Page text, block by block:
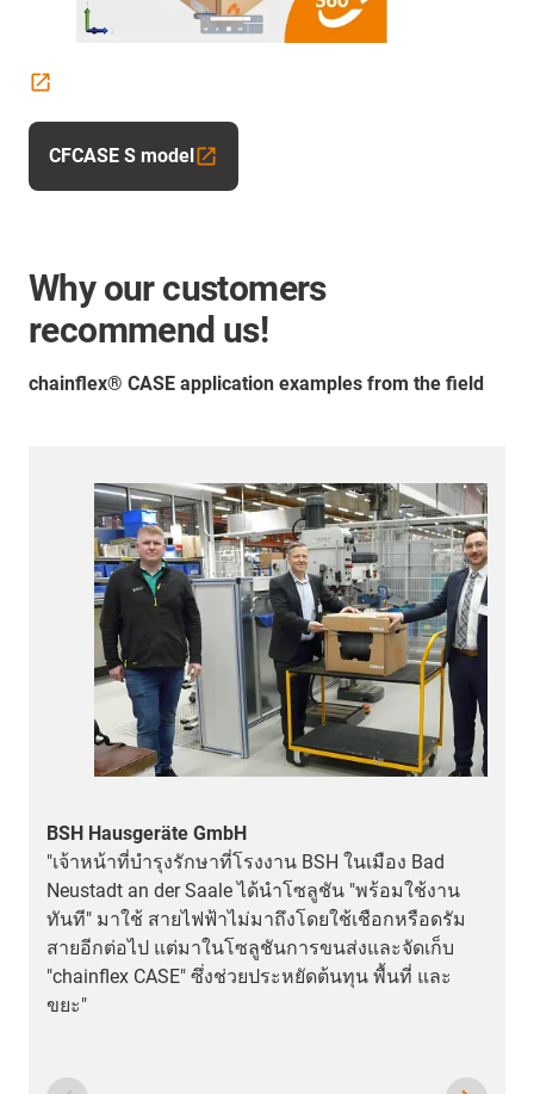
CFCASE S model
Why our customers
recommend us!
chainflex® CASE application examples from the field
BSH Hausgeräte GmbH
"เจ้าหน้าที่บำรุงรักษาที่โรงงาน BSH ในเมือง Bad
Neustadt an der Saale ได้นำโซลูชัน "พร้อมใช้งาน
ทันที" มาใช้ สายไฟฟ้าไม่มาถึงโดยใช้เชือกหรือดรัม
สายอีกต่อไป แต่มาในโซลูชันการขนส่งและจัดเก็บ
"chainflex CASE" ซึ่งช่วยประหยัดต้นทุน พื้นที่ และ
ขยะ"